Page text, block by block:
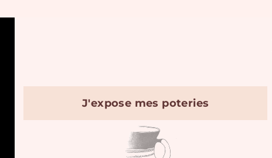
J'expose mes poteries